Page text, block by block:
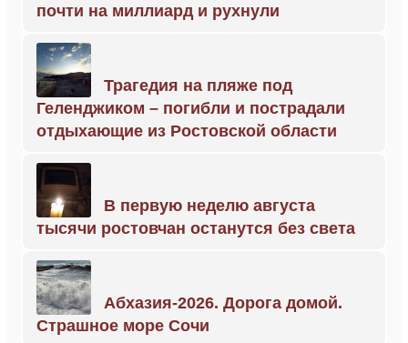
почти на миллиард и рухнули
Трагедия на пляже под
Геленджиком – погибли и пострадали
отдыхающие из Ростовской области
В первую неделю августа
тысячи ростовчан останутся без света
Абхазия-2026. Дорога домой.
Страшное море Сочи